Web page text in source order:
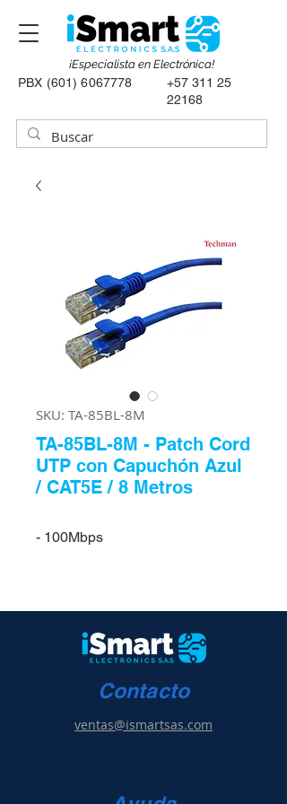
PBX (601) 6067778
+57 311 25
22168
¡Especialista en Electrónica!
SKU: TA-85BL-8M
TA-85BL-8M - Patch Cord
UTP con Capuchón Azul
/ CAT5E / 8 Metros
- 100Mbps
Contacto
ventas@ismartsas.com